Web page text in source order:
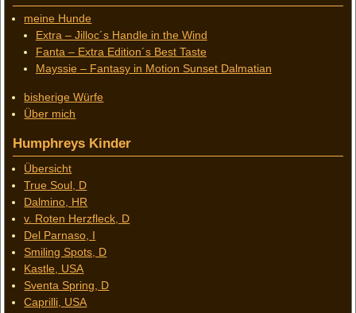
meine Hunde
Extra – Jilloc´s Handle in the Wind
Fanta – Extra Edition´s Best Taste
Mayssie – Fantasy in Motion Sunset Dalmatian
bisherige Würfe
Über mich
Humphreys Kinder
Übersicht
True Soul, D
Dalmino, HR
v. Roten Herzfleck, D
Del Parnaso, I
Smiling Spots, D
Kastle, USA
Sventa Spring, D
Caprilli, USA